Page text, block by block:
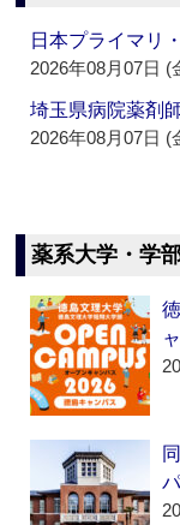
日本プライマ
2026年08月07日 (
埼玉県病院薬
2026年08月07日 (
薬系大学・学